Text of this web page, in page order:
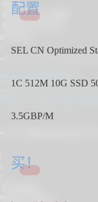
配置
SEL CN Optimized
1C 512M 10G SSD
3.5GBP/M
买！